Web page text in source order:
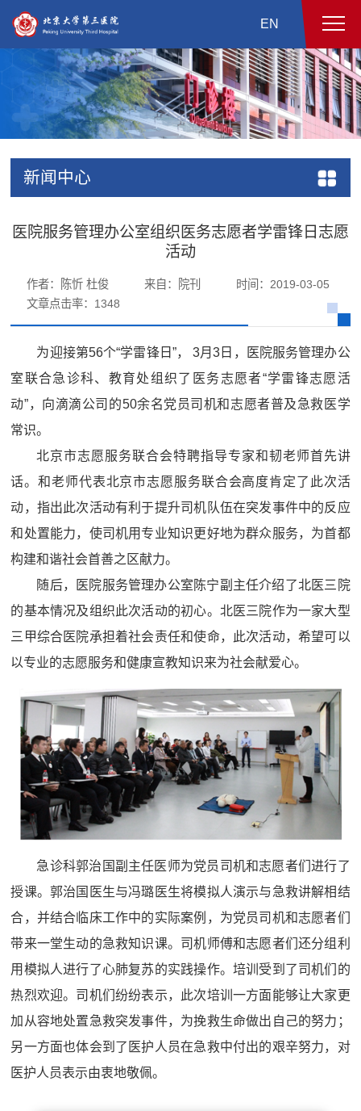
EN
新闻中心
医院服务管理办公室组织医务志愿者学雷锋日志愿
活动
作者：陈忻 杜俊 来自：院刊
时间：2019-03-05
文章点击率： 1348
为迎接第56个“学雷锋日”， 3月3日，医院服务管理办公
室联合急诊科、教育处组织了医务志愿者“学雷锋志愿活
动”，向滴滴公司的50余名党员司机和志愿者普及急救医学
常识。
北京市志愿服务联合会特聘指导专家和韧老师首先讲
话。和老师代表北京市志愿服务联合会高度肯定了此次活
动，指出此次活动有利于提升司机队伍在突发事件中的反应
和处置能力，使司机用专业知识更好地为群众服务，为首都
构建和谐社会首善之区献力。
随后，医院服务管理办公室陈宁副主任介绍了北医三院
的基本情况及组织此次活动的初心。北医三院作为一家大型
三甲综合医院承担着社会责任和使命，此次活动，希望可以
以专业的志愿服务和健康宣教知识来为社会献爱心。
急诊科郭治国副主任医师为党员司机和志愿者们进行了
授课。郭治国医生与冯璐医生将模拟人演示与急救讲解相结
合，并结合临床工作中的实际案例，为党员司机和志愿者们
带来一堂生动的急救知识课。司机师傅和志愿者们还分组利
用模拟人进行了心肺复苏的实践操作。培训受到了司机们的
热烈欢迎。司机们纷纷表示，此次培训一方面能够让大家更
加从容地处置急救突发事件，为挽救生命做出自己的努力；
另一方面也体会到了医护人员在急救中付出的艰辛努力，对
医护人员表示由衷地敬佩。